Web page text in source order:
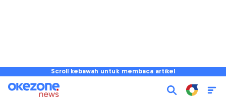
Scroll kebawah untuk membaca artikel